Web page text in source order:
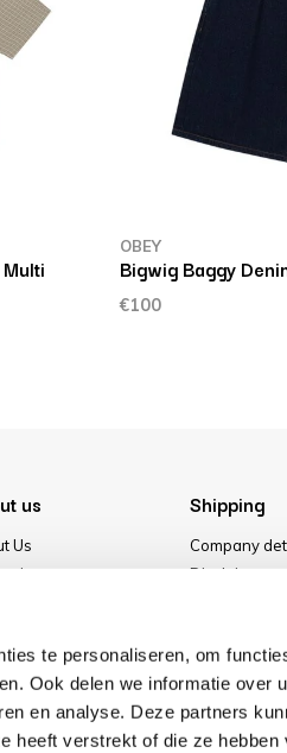
te personaliseren, om
Ook delen we informatie over
en analyse. Deze partners
heeft verstrekt of die ze
OBEY
Bigwig Baggy
€100
us
Us
Shipping
Company
Disclaimer
Cookies